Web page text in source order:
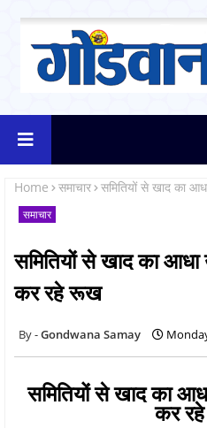
Home समाचार समितियों से खाद का
समाचार
समितियों से खाद का आधा
कर रहे रूख
Gondwana Samay
समितियों से खाद का
कर